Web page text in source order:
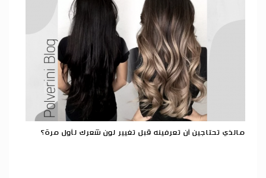
مالذي تحتاجين أن تعرفينه قبل تغيير لون شعرك لأول مرة؟